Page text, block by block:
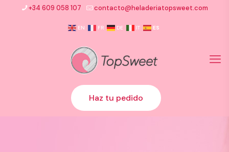
+34 609 058 107 contacto@heladeriatopsweet.com
EN FR DE IT ES
Haz tu pedido